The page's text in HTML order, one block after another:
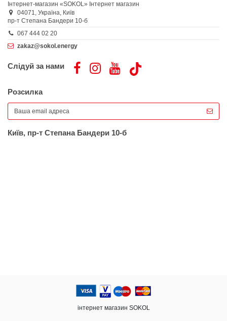
Інтернет-магазин «SOKOL» Інтернет магазин
04071, Україна, Київ
пр-т Степана Бандери 10-б
067 444 02 20
zakaz@sokol.energy
Слідуй за нами
Розсилка
Київ, пр-т Степана Бандери 10-б
інтернет магазин SOKOL